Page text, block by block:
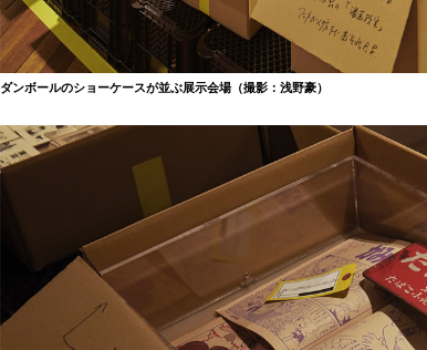
ダンボールのショーケースが並ぶ展示会場（撮影：浅野豪）